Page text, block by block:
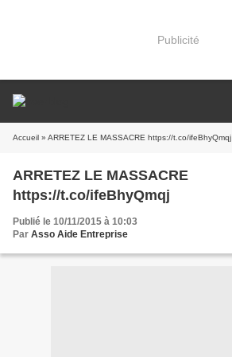
Publicité
Accueil » ARRETEZ LE MASSACRE https://t.co/ifeBhyQmqj
ARRETEZ LE MASSACRE
https://t.co/ifeBhyQmqj
Publié le 10/11/2015 à 10:03
Par Asso Aide Entreprise